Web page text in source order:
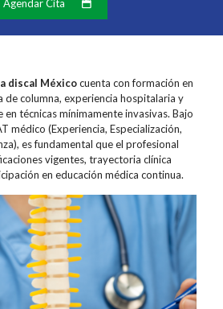
Agendar Cita
discal Méxicocuenta con formación en
de columna, experiencia hospitalaria y
técnicas mínimamente invasivas. Bajo
médico (Experiencia, Especialización,
es fundamental que el profesional
vigentes, trayectoria clínica
en educación médica continua.